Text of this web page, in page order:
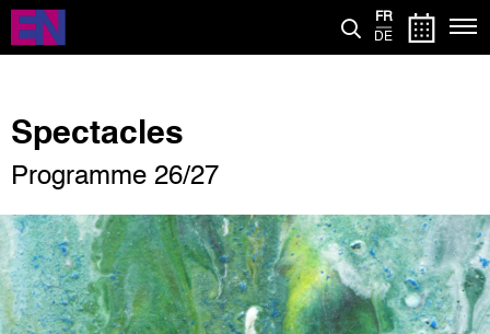
Aller
contenu
FR
DE
Spectacles
Programme 26/27